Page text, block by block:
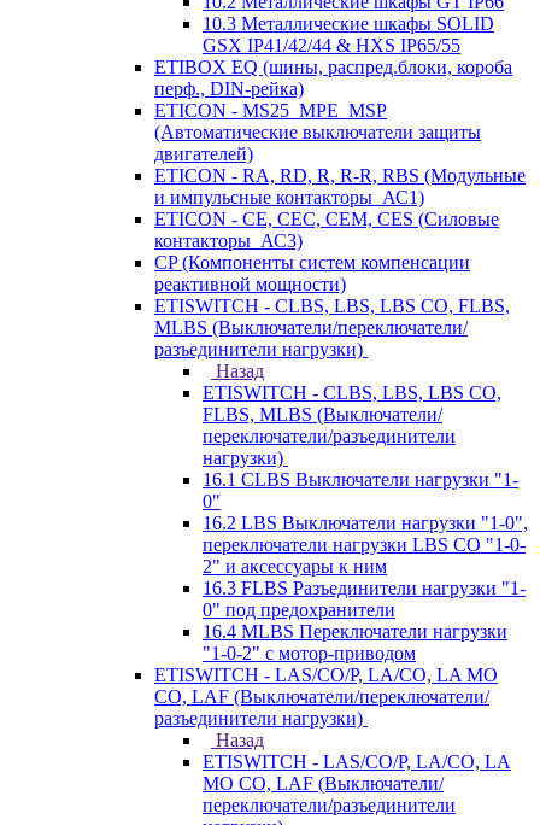
10.3 Металлические шкафы SOLID
GSX IP41/42/44 & HXS IP65/55
ETIBOX EQ (шины, распред.блоки, короба
перф., DIN-рейка)
ETICON - MS25_MPE_MSP
(Автоматические выключатели защиты
двигателей)
ETICON - RA, RD, R, R-R, RBS (Модульные
и импульсные контакторы_АС1)
ETICON - CE, CEC, CEM, CES (Силовые
контакторы_АС3)
CP (Компоненты систем компенсации
реактивной мощности)
ETISWITCH - CLBS, LBS, LBS CO, FLBS,
MLBS (Выключатели/переключатели/
разъединители нагрузки)
Назад
ETISWITCH - CLBS, LBS, LBS CO,
FLBS, MLBS (Выключатели/
переключатели/разъединители
нагрузки)
16.1 CLBS Выключатели нагрузки "1-
0"
16.2 LBS Выключатели нагрузки "1-0",
переключатели нагрузки LBS CO "1-0-
2" и аксессуары к ним
16.3 FLBS Разъединители нагрузки "1-
0" под предохранители
16.4 MLBS Переключатели нагрузки
"1-0-2" с мотор-приводом
ETISWITCH - LAS/CO/P, LA/CO, LA MO
CO, LAF (Выключатели/переключатели/
разъединители нагрузки)
Назад
ETISWITCH - LAS/CO/P, LA/CO, LA
MO CO, LAF (Выключатели/
переключатели/разъединители